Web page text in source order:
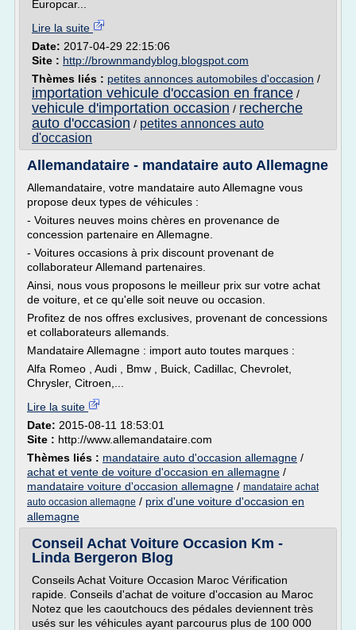
Europcar...
Lire la suite
Date: 2017-04-29 22:15:06
Site : http://brownmandyblog.blogspot.com
Thèmes liés : petites annonces automobiles d'occasion /
importation vehicule d'occasion en france /
vehicule d'importation occasion / recherche
auto d'occasion / petites annonces auto
d'occasion
Allemandataire - mandataire auto Allemagne
Allemandataire, votre mandataire auto Allemagne vous
propose deux types de véhicules :
- Voitures neuves moins chères en provenance de
concession partenaire en Allemagne.
- Voitures occasions à prix discount provenant de
collaborateur Allemand partenaires.
Ainsi, nous vous proposons le meilleur prix sur votre achat
de voiture, et ce qu'elle soit neuve ou occasion.
Profitez de nos offres exclusives, provenant de concessions
et collaborateurs allemands.
Mandataire Allemagne : import auto toutes marques :
Alfa Romeo , Audi , Bmw , Buick, Cadillac, Chevrolet,
Chrysler, Citroen,...
Lire la suite
Date: 2015-08-11 18:53:01
Site : http://www.allemandataire.com
Thèmes liés : mandataire auto d'occasion allemagne /
achat et vente de voiture d'occasion en allemagne /
mandataire voiture d'occasion allemagne / mandataire achat
auto occasion allemagne / prix d'une voiture d'occasion en
allemagne
Conseil Achat Voiture Occasion Km -
Linda Bergeron Blog
Conseils Achat Voiture Occasion Maroc Vérification
rapide. Conseils d'achat de voiture d'occasion au Maroc
Notez que les caoutchoucs des pédales deviennent très
usés sur les véhicules ayant parcourus plus de 100 000